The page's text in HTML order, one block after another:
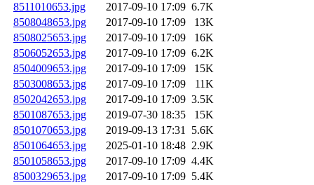
8511010653.jpg
2017-09-10 17:09 6.7K
8508048653.jpg
2017-09-10 17:09
13K
8508025653.jpg
2017-09-10 17:09
16K
8506052653.jpg
2017-09-10 17:09 6.2K
8504009653.jpg
2017-09-10 17:09
15K
8503008653.jpg
2017-09-10 17:09
11K
8502042653.jpg
2017-09-10 17:09 3.5K
8501087653.jpg
2019-07-30 18:35
15K
8501070653.jpg
2019-09-13 17:31 5.6K
8501064653.jpg
2025-01-10 18:48 2.9K
8501058653.jpg
2017-09-10 17:09 4.4K
8500329653.jpg
2017-09-10 17:09 5.4K